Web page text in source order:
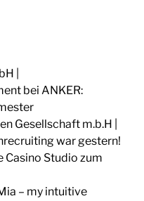
|
bei ANKER:
Gesellschaft m.b.H |
war gestern!
Casino Studio zum
– my intuitive